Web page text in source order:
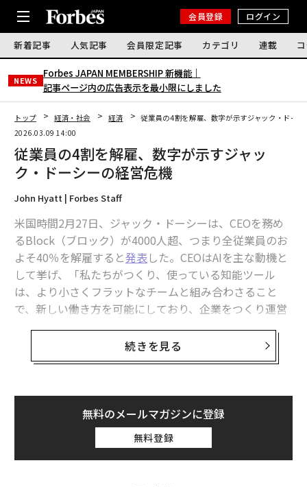
会員登録 ログイン
新着記事 人気記事 会員限定記事 カテゴリ 連載
NEWS
Forbes JAPAN MEMBERSHIP 新機能｜
記事ページ内の広告表示を最小限にしました
トップ 経済・社会 経済
従業員の4割を解雇、数字が示すジャック・ドー
2026.03.09 14:00
従業員の4割を解雇、数字が示すジャッ
ク・ドーシーの経営危機
John Hyatt | Forbes Staff
米国時間2月27日、ジャック・ドーシーは、CEOを務め
るBlock（ブロック）が4000人超、つまり全従業員のお
よそ40％を解雇すると発表した。CEOはAIを主な動機と
して挙げ、「私たちがつくり、使っている知能ツール
は、より小さくフラットなチームと組み合わさること
で、新しい働き方を可能にしており、企業をつくり運営
することの意味を根本から変えつつある」と述べた。
Blockは、AIを理由に大規模なレイオフを正当化するテ
でに一部からは、ドーシーが「AIウォッシング」をして
いるとの批判が上がっている。つまり、AIの脅威を自ら
の経営上の失敗を覆い隠す煙幕として使っているという
のだ。今回のニュース以前にも、Blockは2024年初め以
降にすでに約2000人を解雇していた。
続きを見る
無料のメールマガジンに登録
無料登録